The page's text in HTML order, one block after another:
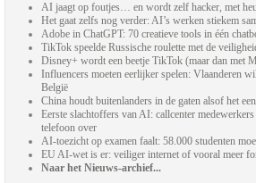
AI jaagt op foutjes… en wordt zelf hacker, met
Het gaat zelfs nog verder: AI’s werken stiekem
Adobe in ChatGPT: 70 creatieve tools in één
TikTok speelde Russische roulette met de
Disney+ wordt een beetje TikTok (maar dan met
Influencers moeten eerlijker spelen: Vlaanderen
België
China houdt buitenlanders in de gaten alsof het
Eerste slachtoffers van AI: callcenter
telefoon over
AI-toezicht op examen faalt: 58.000 studenten
EU AI-wet is er: veiliger internet of vooral meer
Naar het Nieuws-archief...